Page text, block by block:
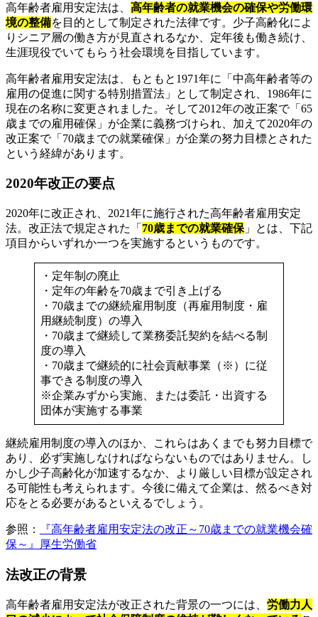
高年齢者雇用安定法は、 高年齢者の就業機会の確保や労働環
境の整備を目的として制定された法律です。少子高齢化によ
りシニア層の働き方が見直されるなか、定年後も働き続け、
生涯現役でいてもらう社会環境を目指しています。
高年齢者雇用安定法は、もともと1971年に「中高年齢者等の
雇用の促進に関する特別措置法」として制定され、1986年に
現在の名称に変更されました。そして2012年の改正案で「65
歳までの雇用確保」が企業に義務づけられ、加えて2020年の
改正案で「70歳までの就業確保」が企業の努力目標とされた
という経緯があります。
2020年改正の要点
2020年に改正され、2021年に施行された高年齢者雇用安定
法。改正法で規定された「 70歳までの就業確保 」とは、下記
項目からいずれか一つを実施するというものです。
・定年制の廃止
・定年の年齢を70歳まで引き上げる
・70歳までの継続雇用制度（再雇用制度・雇
用継続制度）の導入
・70歳まで継続して業務委託契約を結べる制
度の導入
・70歳まで継続的に社会貢献事業（※）に従
事できる制度の導入
※企業みずから実施、または委託・出資する
団体が実施する事業
継続雇用制度の導入のほか、これらはあくまでも努力目標で
あり、必ず実施しなければならないものではありません。し
かし少子高齢化が加速するなか、より厳しい目標が設定され
る可能性も考えられます。今後に備えて企業は、然るべき対
応をとる必要があるといえるでしょう。
参照：
『高年齢者雇用安定法の改正～70歳までの就業機会確
保～』厚生労働省
法改正の背景
高年齢者雇用安定法が改正された背景の一つには、 労働力人